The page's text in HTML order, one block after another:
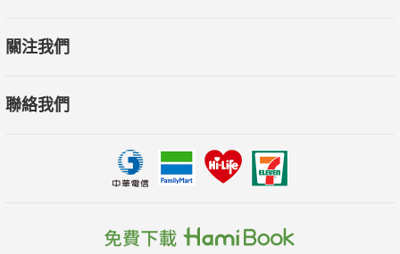
關注我們
聯絡我們